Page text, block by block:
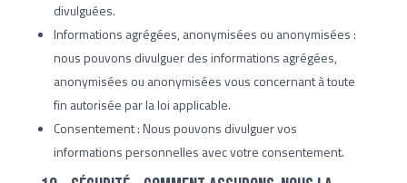
divulguées.
Informations agrégées, anonymisées ou anonymisées :
nous pouvons divulguer des informations agrégées,
anonymisées ou anonymisées vous concernant à toute
fin autorisée par la loi applicable.
Consentement : Nous pouvons divulguer vos
informations personnelles avec votre consentement.